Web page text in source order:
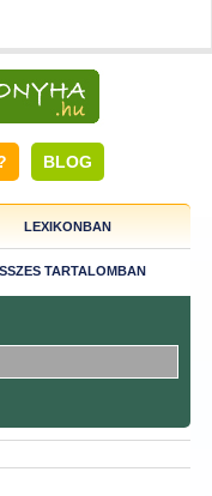
BLOG
LEXIKONBAN
TARTALOMBAN